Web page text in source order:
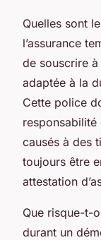
Quelles sont
l’assurance
de souscrire
adaptée à la
Cette police
causés à des
toujours être
attestation
Que risque-t-
durant un